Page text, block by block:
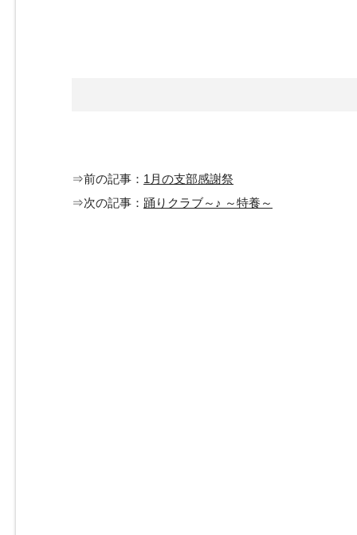
⇒前の記事： 1月の支部感謝祭
⇒次の記事： 踊りクラブ～♪ ～特養～